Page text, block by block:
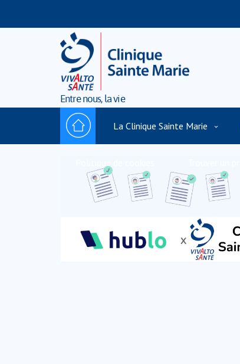
Entre nous, la vie
La Clinique Sainte Marie